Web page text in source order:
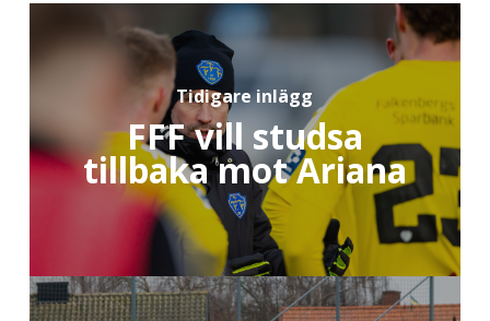
Tidigare inlägg
FFF vill studsa
tillbaka mot Ariana